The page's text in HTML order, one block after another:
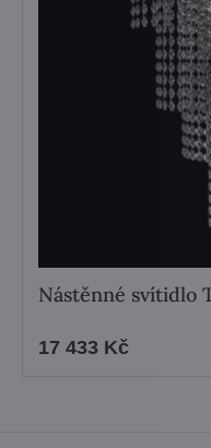
Nástěnné svítidlo
17 433 Kč